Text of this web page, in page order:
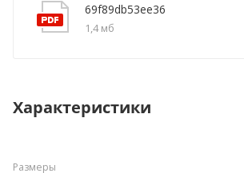
69f89db53ee36
1,4 мб
Характеристики
Размеры